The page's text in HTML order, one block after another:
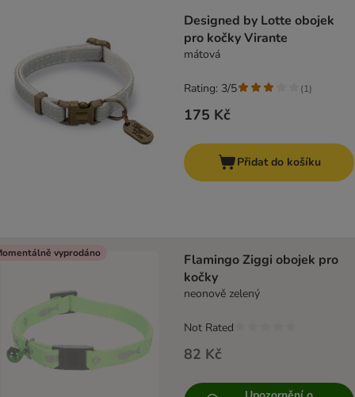
Designed by Lotte obojek
pro kočky Virante
mátová
175 Kč
Rating: 3/5 (1)
Přidat do košíku
vyprodáno
Flamingo Ziggi obojek pro
kočky
neonově zelený
82 Kč
Not Rated